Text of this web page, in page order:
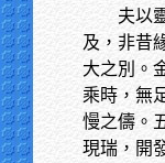
夫以
及，非昔
大之別。
乘時，無
慢之儔。
現瑞，開